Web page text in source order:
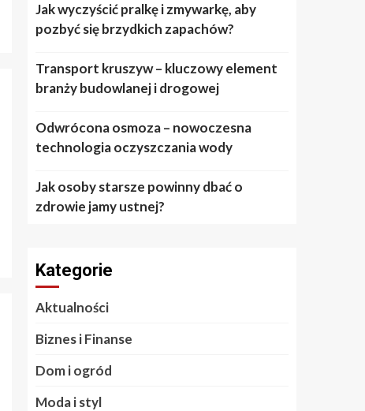
Jak wyczyścić pralkę i zmywarkę, aby
pozbyć się brzydkich zapachów?
Transport kruszyw – kluczowy element
branży budowlanej i drogowej
Odwrócona osmoza – nowoczesna
technologia oczyszczania wody
Jak osoby starsze powinny dbać o
zdrowie jamy ustnej?
Kategorie
Aktualności
Biznes i Finanse
Dom i ogród
Moda i styl